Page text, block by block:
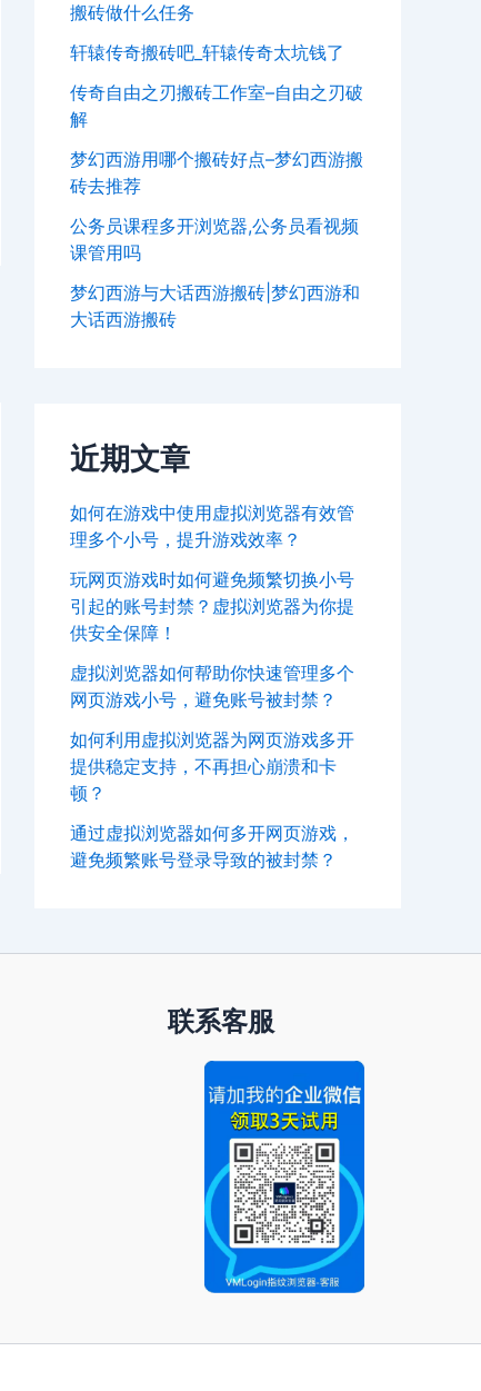
搬砖做什么任务
轩辕传奇搬砖吧_轩辕传奇太坑钱了
传奇自由之刃搬砖工作室–自由之刃破
解
梦幻西游用哪个搬砖好点–梦幻西游搬
砖去推荐
公务员课程多开浏览器,公务员看视频
课管用吗
梦幻西游与大话西游搬砖|梦幻西游和
大话西游搬砖
近期文章
如何在游戏中使用虚拟浏览器有效管
理多个小号，提升游戏效率？
玩网页游戏时如何避免频繁切换小号
引起的账号封禁？虚拟浏览器为你提
供安全保障！
虚拟浏览器如何帮助你快速管理多个
网页游戏小号，避免账号被封禁？
如何利用虚拟浏览器为网页游戏多开
提供稳定支持，不再担心崩溃和卡
顿？
通过虚拟浏览器如何多开网页游戏，
避免频繁账号登录导致的被封禁？
联系客服